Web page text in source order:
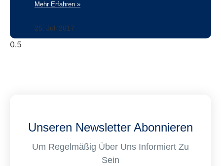
Mehr Erfahren »
25. Juli 2017
Unseren Newsletter Abonnieren
Um Regelmäßig Über Uns Informiert Zu
Sein